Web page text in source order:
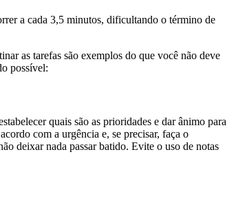
a cada 3,5 minutos, dificultando o término de
as tarefas são exemplos do que você não deve
possível:
quais são as prioridades e dar ânimo para
com a urgência e, se precisar, faça o
deixar nada passar batido. Evite o uso de notas